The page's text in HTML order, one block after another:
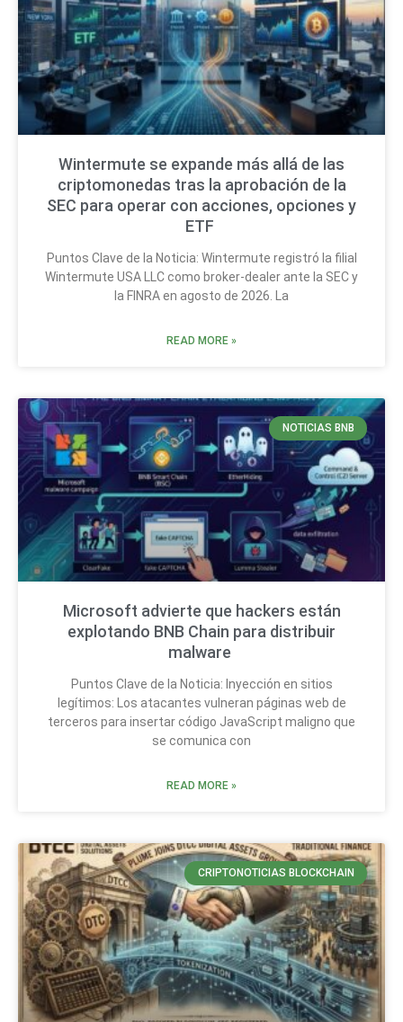
Wintermute se expande más allá de las
criptomonedas tras la aprobación de la
SEC para operar con acciones, opciones y
ETF
Puntos Clave de la Noticia: Wintermute registró la filial
Wintermute USA LLC como broker-dealer ante la SEC y
la FINRA en agosto de 2026. La
READ MORE »
NOTICIAS BNB
Microsoft advierte que hackers están
explotando BNB Chain para distribuir
malware
Puntos Clave de la Noticia: Inyección en sitios
legítimos: Los atacantes vulneran páginas web de
terceros para insertar código JavaScript maligno que
se comunica con
READ MORE »
CRIPTONOTICIAS BLOCKCHAIN